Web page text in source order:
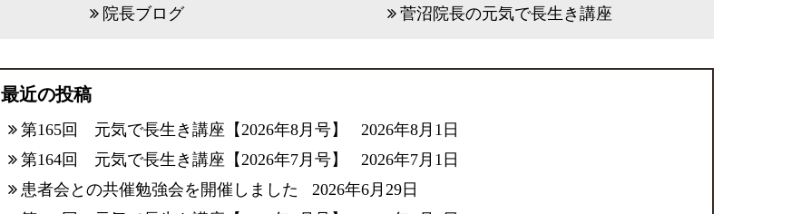
菅沼院長の元気で長生き講座
院長ブログ
最近の投稿
第165回 元気で長生き講座【2026年8月号】
2026年8月1日
第164回 元気で長生き講座【2026年7月号】
2026年7月1日
患者会との共催勉強会を開催しました
2026年6月29日